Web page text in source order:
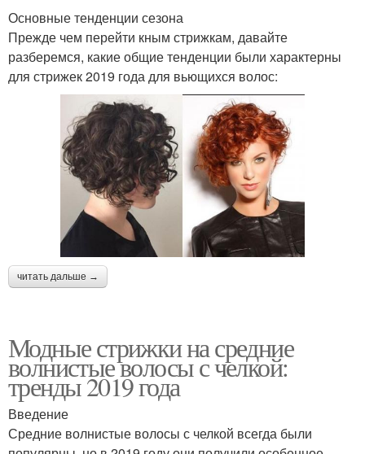
Основные тенденции сезона
Прежде чем перейти кным стрижкам, давайте
разберемся, какие общие тенденции были характерны
для стрижек 2019 года для вьющихся волос:
читать дальше →
Модные стрижки на средние
волнистые волосы с челкой:
тренды 2019 года
Введение
Средние волнистые волосы с челкой всегда были